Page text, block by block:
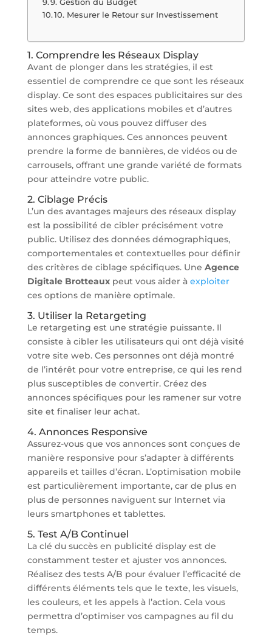
9. Gestion du Budget
10. Mesurer le Retour sur Investissement
1. Comprendre les Réseaux Display
Avant de plonger dans les stratégies, il est
essentiel de comprendre ce que sont les réseaux
display. Ce sont des espaces publicitaires sur des
sites web, des applications mobiles et d’autres
plateformes, où vous pouvez diffuser des
annonces graphiques. Ces annonces peuvent
prendre la forme de bannières, de vidéos ou de
carrousels, offrant une grande variété de formats
pour atteindre votre public.
2. Ciblage Précis
L’un des avantages majeurs des réseaux display
est la possibilité de cibler précisément votre
public. Utilisez des données démographiques,
comportementales et contextuelles pour définir
des critères de ciblage spécifiques. Une Agence
Digitale Brotteauxpeut vous aider à exploiter
ces options de manière optimale.
3. Utiliser la Retargeting
Le retargeting est une stratégie puissante. Il
consiste à cibler les utilisateurs qui ont déjà visité
votre site web. Ces personnes ont déjà montré
de l’intérêt pour votre entreprise, ce qui les rend
plus susceptibles de convertir. Créez des
annonces spécifiques pour les ramener sur votre
site et finaliser leur achat.
4. Annonces Responsive
Assurez-vous que vos annonces sont conçues de
manière responsive pour s’adapter à différents
appareils et tailles d’écran. L’optimisation mobile
est particulièrement importante, car de plus en
plus de personnes naviguent sur Internet via
leurs smartphones et tablettes.
5. Test A/B Continuel
La clé du succès en publicité display est de
constamment tester et ajuster vos annonces.
Réalisez des tests A/B pour évaluer l’efficacité de
différents éléments tels que le texte, les visuels,
les couleurs, et les appels à l’action. Cela vous
permettra d’optimiser vos campagnes au fil du
temps.